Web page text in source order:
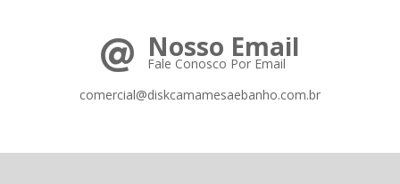
Nosso Email
Fale Conosco Por Email
comercial@diskcamamesaebanho.com.br